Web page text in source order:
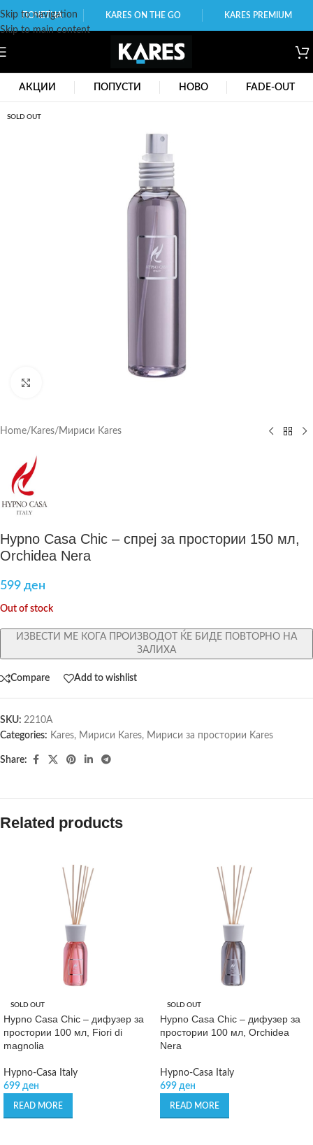
Skip to navigation
Skip to main content
ПОЧЕТНА KARES ON THE GO KARES PREMIUM
АКЦИИ ПОПУСТИ НОВО FADE-OUT
SOLD OUT
Home/ Kares/ Мириси Kares
Hypno Casa Chic – спреј за простории 150 мл,
Orchidea Nera
599 ден
Out of stock
ИЗВЕСТИ МЕ КОГА ПРОИЗВОДОТ ЌЕ БИДЕ ПОВТОРНО НА
ЗАЛИХА
Compare Add to wishlist
SKU: 2210A
Categories: Kares, Мириси Kares, Мириси за простории Kares
Share:
Related products
SOLD OUT
Hypno Casa Chic – дифузер за
простории 100 мл, Fiori di
magnolia
Hypno-Casa Italy
699 ден
READ MORE
SOLD OUT
Hypno Casa Chic – дифузер за
простории 100 мл, Orchidea
Nera
Hypno-Casa Italy
699 ден
READ MORE